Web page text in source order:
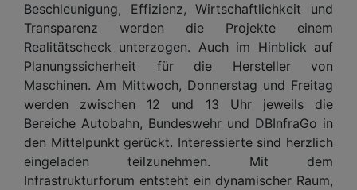
Beschleunigung, Effizienz, Wirtschaftlichkeit und
Transparenz werden die Projekte einem
Realitätscheck unterzogen. Auch im Hinblick auf
Planungssicherheit für die Hersteller von
Maschinen. Am Mittwoch, Donnerstag und Freitag
werden zwischen 12 und 13 Uhr jeweils die
Bereiche Autobahn, Bundeswehr und DBInfraGo in
den Mittelpunkt gerückt. Interessierte sind herzlich
eingeladen teilzunehmen. Mit dem
Infrastrukturforum entsteht ein dynamischer Raum,